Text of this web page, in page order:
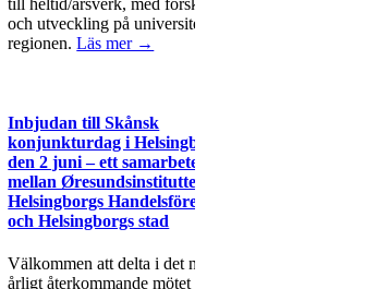
och utveckling på universiteten i
regionen.Läs mer →
Inbjudan till Skånsk
konjunkturdag i Helsingborg
den 2 juni – ett samarbete
mellan Øresundsinstituttet,
Helsingborgs Handelsförening
och Helsingborgs stad
Välkommen att delta i det nya
årligt återkommande mötet